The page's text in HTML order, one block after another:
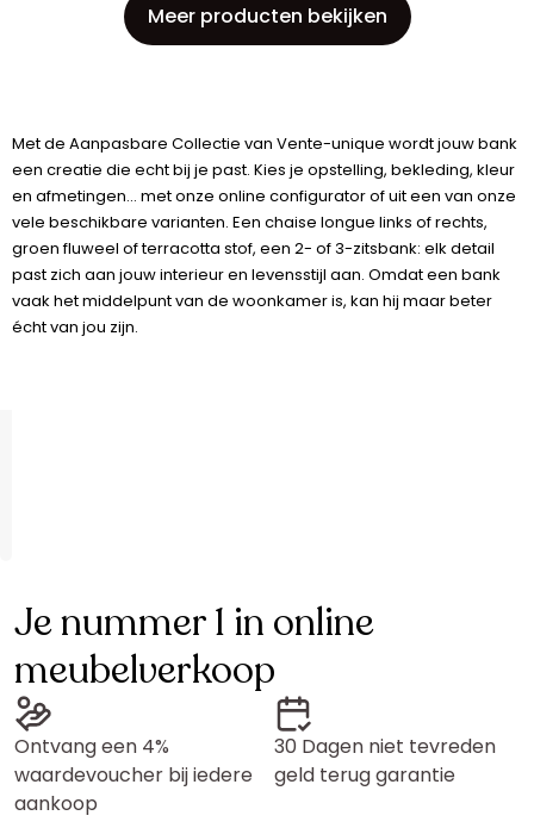
Meer producten bekijken
Met de Aanpasbare Collectie van Vente-unique wordt jouw bank
een creatie die echt bij je past. Kies je opstelling, bekleding, kleur
en afmetingen... met onze online configurator of uit een van onze
vele beschikbare varianten. Een chaise longue links of rechts,
groen fluweel of terracotta stof, een 2- of 3-zitsbank: elk detail
past zich aan jouw interieur en levensstijl aan. Omdat een bank
vaak het middelpunt van de woonkamer is, kan hij maar beter
écht van jou zijn.
Je nummer 1 in online
meubelverkoop
Ontvang een 4%
waardevoucher bij iedere
aankoop
30 Dagen niet tevreden
geld terug garantie